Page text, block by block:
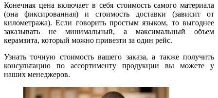
Конечная цена включает в себя стоимость самого материала
(она фиксированная) и стоимость доставки (зависит от
километража). Если говорить простым языком, то выгоднее
заказывать не минимальный, а максимальный объем
керамзита, который можно привезти за один рейс.
Узнать точную стоимость вашего заказа, а также получить
консультацию по ассортименту продукции вы можете у
наших менеджеров.